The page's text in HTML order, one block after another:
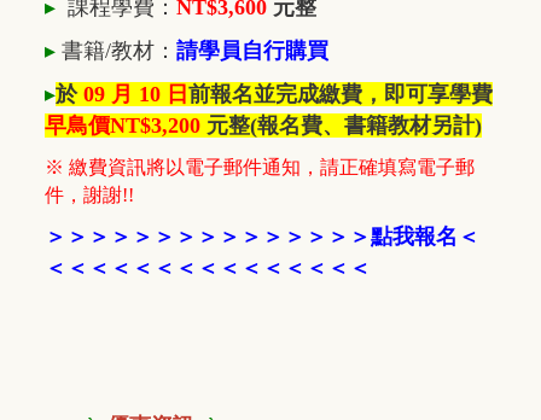
▸ 課程學費： NT$3,600 元整
▸ 書籍/教材 ： 請學員自行購買
▸於 09 月 10 日 前報名並完成繳費，即可享學費
早鳥價NT$3,200 元整(報名費、書籍教材另計)
※ 繳費資訊將以電子郵件通知，請正確填寫電子郵
件，謝謝!!
＞ ＞ ＞ ＞ ＞ ＞ ＞ ＞ ＞ ＞ ＞ ＞ ＞ ＞ ＞點我報名 ＜
＜＜＜ ＜＜＜ ＜ ＜ ＜＜＜ ＜ ＜ ＜ ＜